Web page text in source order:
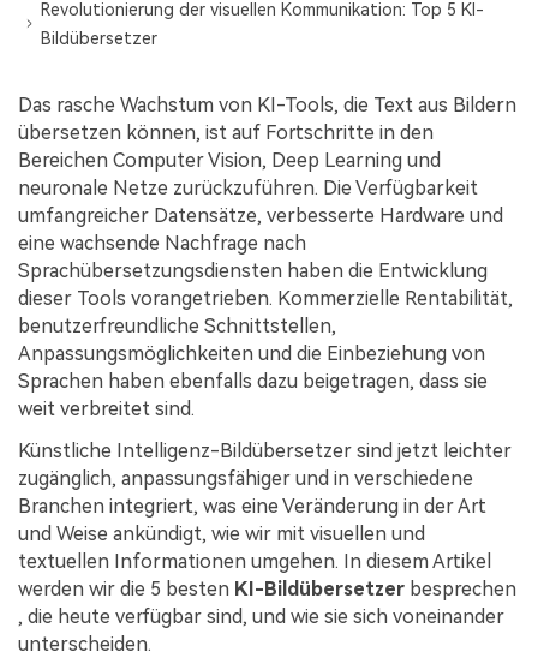
PDF OCR
PDF freigeben
eSign PDFs rechtmäßig Neu
Branchen
Bildung
IT-Dienstleistung
Gesundheitswesen
Regierung
Veröffentlichung
Freiberufler
Alle PDF-Funktionen
Kontakt zum Support
Was ist NEU
Benutzerhandbuch
PDFelement für Windows
PDFelement für Mac
PDFelement für iOS
PDFelement für Android
Mehr erfahren
Bewertungen
Sehen Sie, was unsere Nutzer sagen.
Kostenlose PDF-Vorlagen
Bearbeiten, Drucken und Anpassen von kostenlosen Vorlagen.
PDF-Wissen
PDF-bezogene Informationen, die Sie benötigen.
Download-Zentrum
Laden Sie die leistungsstärksten und einfachsten PDF-Tools
Revolutionierung der visuellen Kommunikation: Top 5 KI-
Bildübersetzer
Das rasche Wachstum von KI-Tools, die Text aus Bildern
übersetzen können, ist auf Fortschritte in den
Bereichen Computer Vision, Deep Learning und
neuronale Netze zurückzuführen. Die Verfügbarkeit
umfangreicher Datensätze, verbesserte Hardware und
eine wachsende Nachfrage nach
Sprachübersetzungsdiensten haben die Entwicklung
dieser Tools vorangetrieben. Kommerzielle Rentabilität,
benutzerfreundliche Schnittstellen,
Anpassungsmöglichkeiten und die Einbeziehung von
Sprachen haben ebenfalls dazu beigetragen, dass sie
weit verbreitet sind.
Künstliche Intelligenz-Bildübersetzer sind jetzt leichter
zugänglich, anpassungsfähiger und in verschiedene
Branchen integriert, was eine Veränderung in der Art
und Weise ankündigt, wie wir mit visuellen und
textuellen Informationen umgehen. In diesem Artikel
werden wir die 5 besten KI-Bildübersetzer besprechen
, die heute verfügbar sind, und wie sie sich voneinander
unterscheiden.